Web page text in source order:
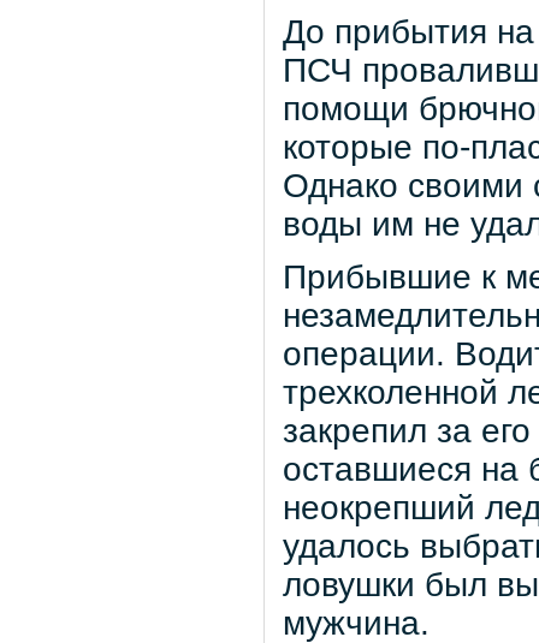
До прибытия на
ПСЧ
помощи
которые по-
Однако своими
воды им не
Прибывшие к
операции.
трехколенной
закрепил за
оставшиеся на
неокрепший
удалось
ловушки был
мужчина.